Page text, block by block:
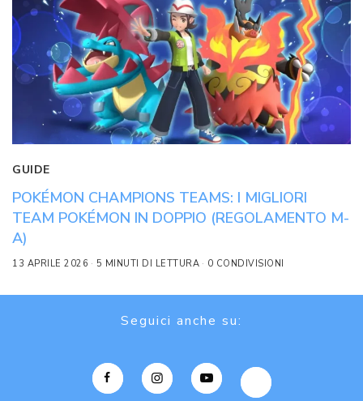
GUIDE
POKÉMON CHAMPIONS TEAMS: I MIGLIORI
TEAM POKÉMON IN DOPPIO (REGOLAMENTO M-
A)
13 APRILE 2026 5 MINUTI DI LETTURA 0 CONDIVISIONI
Seguici anche su: